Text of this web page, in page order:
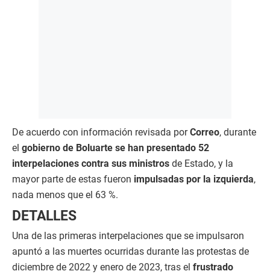
De acuerdo con información revisada porCorreo, durante
el gobierno de Boluarte se han presentado 52
interpelaciones contra sus ministros de Estado, y la
mayor parte de estas fueron impulsadas por la izquierda,
nada menos que el 63 %.
DETALLES
Una de las primeras interpelaciones que se impulsaron
apuntó a las muertes ocurridas durante las protestas de
diciembre de 2022 y enero de 2023, tras el frustrado